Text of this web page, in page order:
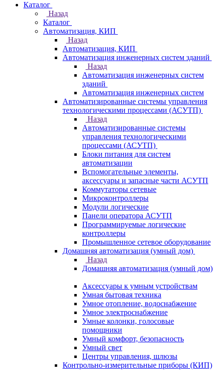
Каталог
Назад
Каталог
Автоматизация, КИП
Назад
Автоматизация, КИП
Автоматизация инженерных систем зданий
Назад
Автоматизация инженерных систем
зданий
Автоматизация инженерных систем
Автоматизированные системы управления
технологическими процессами (АСУТП)
Назад
Автоматизированные системы
управления технологическими
процессами (АСУТП)
Блоки питания для систем
автоматизации
Вспомогательные элементы,
аксессуары и запасные части АСУТП
Коммутаторы сетевые
Микроконтроллеры
Модули логические
Панели оператора АСУТП
Программируемые логические
контроллеры
Промышленное сетевое оборудование
Домашняя автоматизация (умный дом)
Назад
Домашняя автоматизация (умный дом)
Аксессуары к умным устройствам
Умная бытовая техника
Умное отопление, водоснабжение
Умное электроснабжение
Умные колонки, голосовые
помощники
Умный комфорт, безопасность
Умный свет
Центры управления, шлюзы
Контрольно-измерительные приборы (КИП)